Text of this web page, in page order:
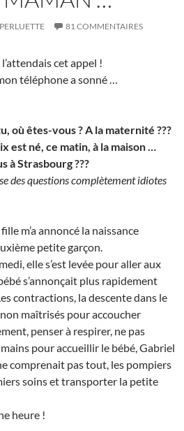
81 COMMENTAIRES
cet appel !
téléphone a sonné …
où êtes-vous ? A la maternité ???
est né, ce matin, à la maison …
à Strasbourg ???
des questions complètement idiotes
m’a annoncé la naissance
petite garçon.
elle s’est levée pour aller aux
s’annonçait plus rapidement
contractions, la descente dans le
maîtrisés pour accoucher
penser à respirer, ne pas
pour accueillir le bébé, Gabriel
comprenait pas tout, les pompiers
soins et transporter la petite
heure !